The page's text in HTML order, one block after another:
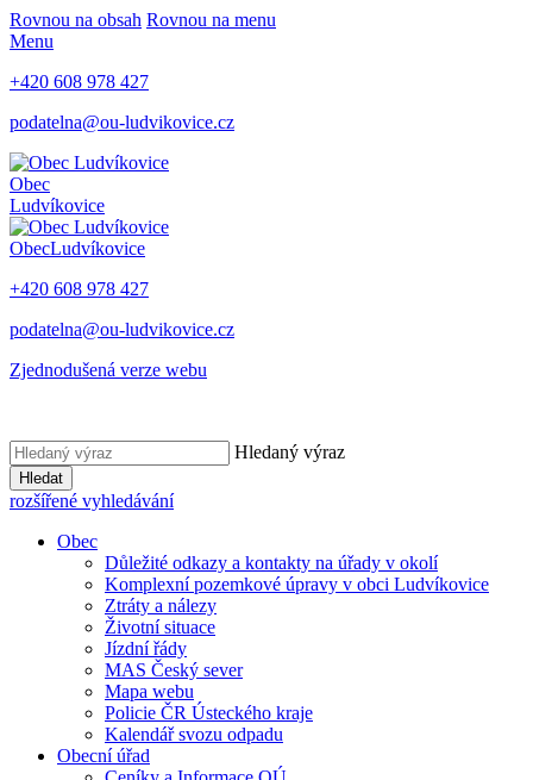
Rovnou na obsah Rovnou na menu
Menu
+420 608 978 427
podatelna@ou-ludvikovice.cz
Obec
Ludvíkovice
ObecLudvíkovice
+420 608 978 427
podatelna@ou-ludvikovice.cz
Zjednodušená verze webu
Hledaný výraz
Hledat
rozšířené vyhledávání
Obec
Důležité odkazy a kontakty na úřady v okolí
Komplexní pozemkové úpravy v obci Ludvíkovice
Ztráty a nálezy
Životní situace
Jízdní řády
MAS Český sever
Mapa webu
Policie ČR Ústeckého kraje
Kalendář svozu odpadu
Obecní úřad